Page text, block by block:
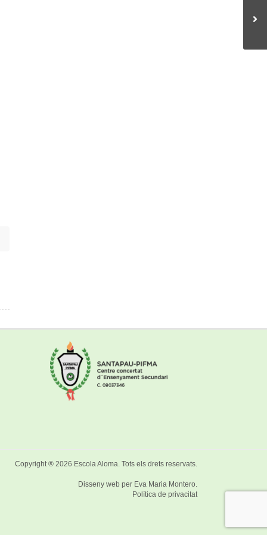
Copyright ® 2026 Escola Aloma. Tots els drets reservats.
Disseny web per Eva Maria Montero.
Política de privacitat